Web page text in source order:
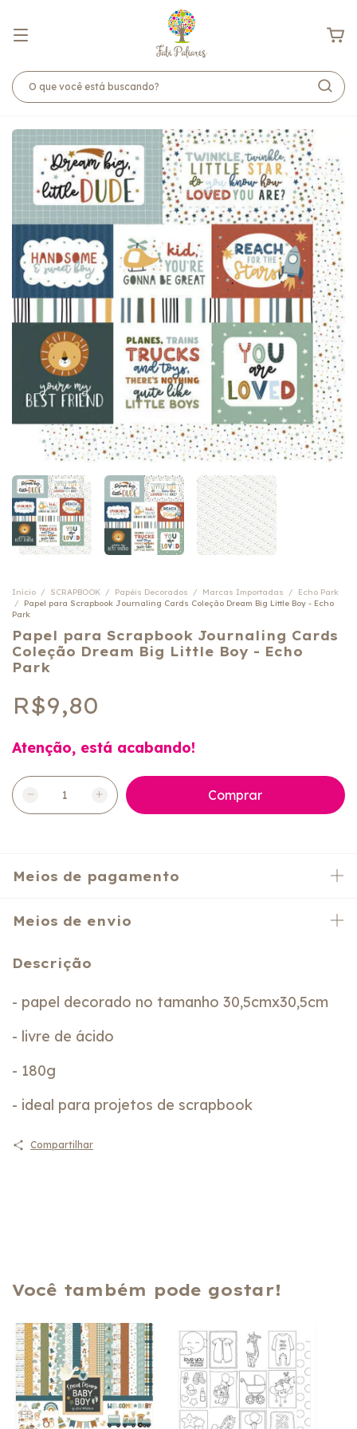
Início / SCRAPBOOK / Papéis Decorados / Marcas Importadas /
Echo Park
/
Papel para Scrapbook Journaling Cards Coleção Dream Big Little Boy - Echo
Park
Papel para Scrapbook Journaling Cards
Coleção Dream Big Little Boy - Echo
Park
R$9,80
Atenção, está acabando!
Meios de pagamento
Meios de envio
Descrição
- papel decorado no tamanho 30,5cmx30,5cm
- livre de ácido
- 180g
- ideal para projetos de scrapbook
Compartilhar
Você também pode gostar!